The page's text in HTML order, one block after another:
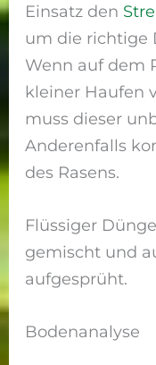
Einsatz den
um die richtige
Wenn auf dem
kleiner Haufen
muss dieser
Anderenfalls
des Rasens.
Flüssiger
gemischt und
aufgesprüht.
Bodenanalyse